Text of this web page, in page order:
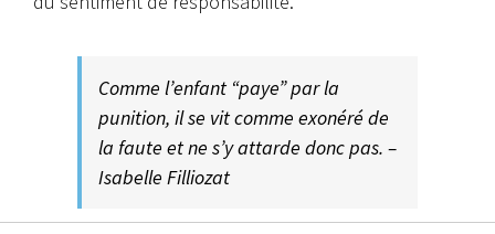
Comme l’enfant “paye” par la
punition, il se vit comme exonéré de
la faute et ne s’y attarde donc pas. –
Isabelle Filliozat